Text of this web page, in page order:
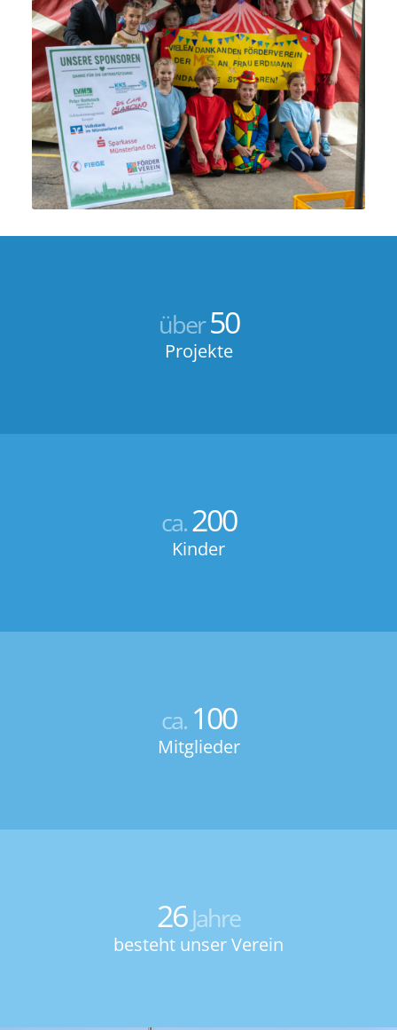
über50
Projekte
ca.200
Kinder
ca. 100
Mitglieder
26Jahre
besteht unser Verein